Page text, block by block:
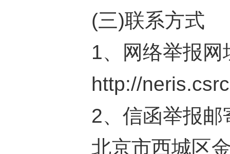
(三)联系方式
1、网络举报网
http://
2、信函举报邮
北京市西城区